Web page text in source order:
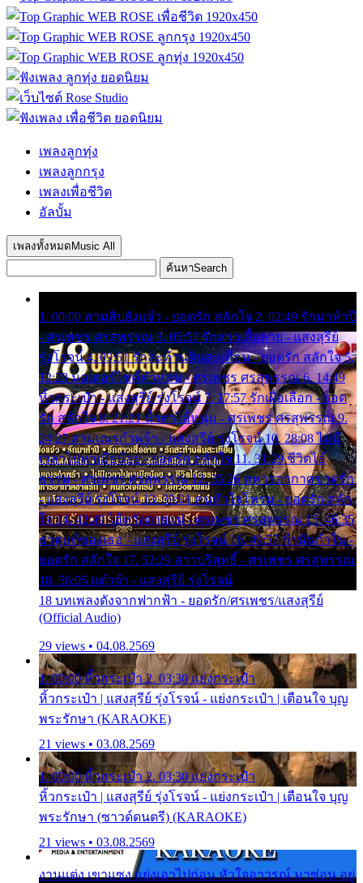
เพลงลูกทุ่ง
เพลงลูกกรุง
เพลงเพื่อชีวิต
อัลบั้ม
เพลงทั้งหมด Music All
ค้นหาSearch
1. 00:00 สามสิบยังแจ๋ว - ยอดรัก สลักใจ 2. 02:49 รักมาห้าปี
- ศรเพชร ศรสุพรรณ 3. 05:57 รักสาวเสื้อลาย - แสงสุรีย์
รุ่งโรจน์ 4. 09:51 รักสะท้านดินสะเทือน - ยอดรัก สลักใจ 5.
12:23 มอเตอร์ไซค์ทำหล่น - ศรเพชร ศรสุพรรณ 6. 14:49
หิ้วกระเป๋า - แสงสุรีย์ รุ่งโรจน์ 7. 17:57 รักเผื่อเลือก - ยอด
รัก สลักใจ 8. 21:21 น้ำตาไอ้หนุ่ม - ศรเพชร ศรสุพรรณ 9.
24:27 สามเณรกำพร้า - แสงสุรีย์ รุ่งโรจน์ 10. 28:08 ไม่มี
เวลาไปหาเมียน้อย - ยอดรัก สลักใจ 11. 31:29 ชีวิตไอ้
ธรรม - ศรเพชร ศรสุพรรณ 12. 35:26 ทหารอากาศขาดรัก
- แสงสุรีย์ รุ่งโรจน์ 13. 39:01 คนหัวใจโทรม - ยอดรัก สลัก
ใจ 14. 42:49 ไอ้หวังตายแน่ - ศรเพชร ศรสุพรรณ 15. 46:35
ธาตุแท้ของเธอ - แสงสุรีย์ รุ่งโรจน์ 16. 49:57 กำนันกำใน -
ยอดรัก สลักใจ 17. 52:29 สาวบริสุทธิ์ - ศรเพชร ศรสุพรรณ
18. 56:05 แต๋วจ๋า - แสงสุรีย์ รุ่งโรจน์
18 บทเพลงดังจากฟากฟ้า - ยอดรัก/ศรเพชร/แสงสุรีย์
(Official Audio)
29 views • 04.08.2569
1. 00:00 หิ้วกระเป๋า 2. 03:30 แย่งกระเป๋า
หิ้วกระเป๋า | แสงสุรีย์ รุ่งโรจน์ - แย่งกระเป๋า | เตือนใจ บุญ
พระรักษา (KARAOKE)
21 views • 03.08.2569
1. 00:00 หิ้วกระเป๋า 2. 03:30 แย่งกระเป๋า
หิ้วกระเป๋า | แสงสุรีย์ รุ่งโรจน์ - แย่งกระเป๋า | เตือนใจ บุญ
พระรักษา (ซาวด์ดนตรี) (KARAOKE)
21 views • 03.08.2569
งานแต่ง เขาแซง แย่งเอาไปก่อน หัวใจอาวรณ์ มาซ่อน อยู่